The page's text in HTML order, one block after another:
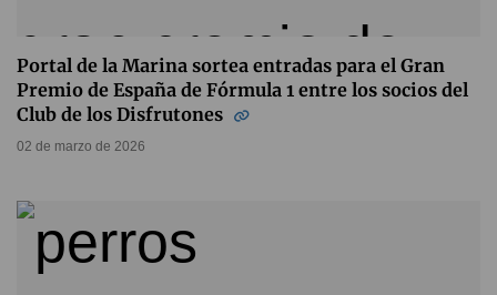
Portal de la Marina sortea entradas para el Gran
Premio de España de Fórmula 1 entre los socios del
Club de los Disfrutones
02 de marzo de 2026